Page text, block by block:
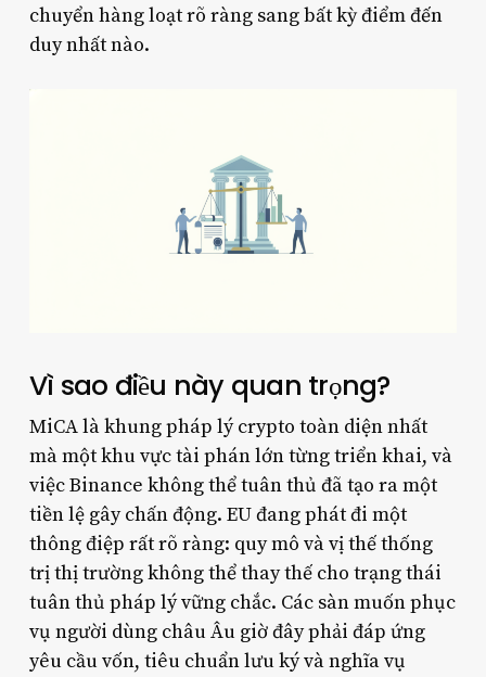
chuyển hàng loạt rõ ràng sang bất kỳ điểm đến
duy nhất nào.
Vì sao điều này quan trọng?
MiCA là khung pháp lý crypto toàn diện nhất
mà một khu vực tài phán lớn từng triển khai, và
việc Binance không thể tuân thủ đã tạo ra một
tiền lệ gây chấn động. EU đang phát đi một
thông điệp rất rõ ràng: quy mô và vị thế thống
trị thị trường không thể thay thế cho trạng thái
tuân thủ pháp lý vững chắc. Các sàn muốn phục
vụ người dùng châu Âu giờ đây phải đáp ứng
yêu cầu vốn, tiêu chuẩn lưu ký và nghĩa vụ